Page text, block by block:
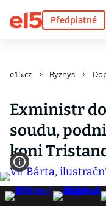
Předplatné
e15.cz Byznys
Exministr
soudu,
koni